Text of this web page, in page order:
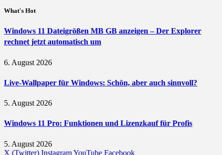
What's Hot
Windows 11 Dateigrößen MB GB anzeigen – Der Explorer
rechnet jetzt automatisch um
6. August 2026
Live-Wallpaper für Windows: Schön, aber auch sinnvoll?
5. August 2026
Windows 11 Pro: Funktionen und Lizenzkauf für Profis
5. August 2026
X (Twitter) InstagramYouTube Facebook